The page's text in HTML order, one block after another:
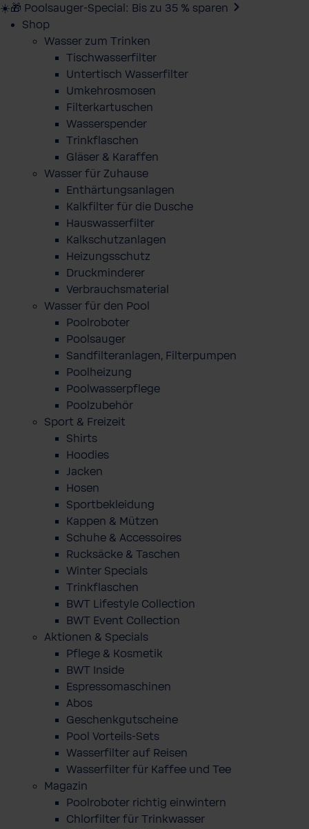
☀️🎁 Poolsauger-Special: Bis zu 35 % sparen
Shop
Wasser zum Trinken
Tischwasserfilter
Untertisch Wasserfilter
Umkehrosmosen
Filterkartuschen
Wasserspender
Trinkflaschen
Gläser & Karaffen
Wasser für Zuhause
Enthärtungsanlagen
Kalkfilter für die Dusche
Hauswasserfilter
Kalkschutzanlagen
Heizungsschutz
Druckminderer
Verbrauchsmaterial
Wasser für den Pool
Poolroboter
Poolsauger
Sandfilteranlagen, Filterpumpen
Poolheizung
Poolwasserpflege
Poolzubehör
Sport & Freizeit
Shirts
Hoodies
Jacken
Hosen
Sportbekleidung
Kappen & Mützen
Schuhe & Accessoires
Rucksäcke & Taschen
Winter Specials
Trinkflaschen
BWT Lifestyle Collection
BWT Event Collection
Aktionen & Specials
Pflege & Kosmetik
BWT Inside
Espressomaschinen
Abos
Geschenkgutscheine
Pool Vorteils-Sets
Wasserfilter auf Reisen
Wasserfilter für Kaffee und Tee
Magazin
Poolroboter richtig einwintern
Chlorfilter für Trinkwasser